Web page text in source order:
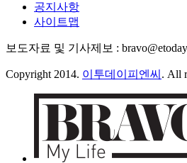
공지사항
사이트맵
보도자료 및 기사제보 :
Copyright 2014. 이투데이피엔씨 . All